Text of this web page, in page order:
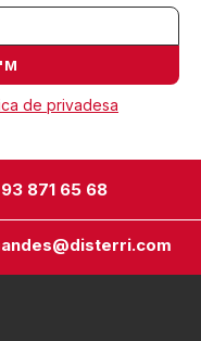
de privadesa
93 871 65 68